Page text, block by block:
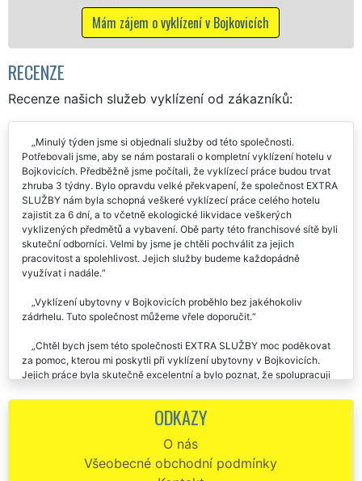
zájem o vyklízení v Bojkovicích
RECENZE
Recenze našich služeb vyklízení od zákazníků:
Minulý týden jsme si objednali služby od této společnosti.
Potřebovali jsme, aby se nám postarali o kompletní vyklízení hotelu v
Bojkovicích. Předběžně jsme počítali, že vyklízecí práce budou trvat
zhruba 3 týdny. Bylo opravdu velké překvapení, že společnost EXTRA
SLUŽBY nám byla schopná veškeré vyklízecí práce celého hotelu
zajistit za 6 dní, a to včetně ekologické likvidace veškerých
vyklizených předmětů a vybavení. Obě party této franchisové sítě byli
skuteční odborníci. Velmi by jsme je chtěli pochválit za jejich
pracovitost a spolehlivost. Jejich služby budeme každopádně
využívat i nadále.
Vyklízení ubytovny v Bojkovicích proběhlo bez jakéhokoliv
zádrhelu. Tuto společnost můžeme vřele doporučit.
Chtěl bych jsem této společnosti EXTRA SLUŽBY moc poděkovat
za pomoc, kterou mi poskytli při vyklízení ubytovny v Bojkovicích.
Jejich práce byla skutečně excelentní a bylo poznat, že spolupracuji
Příjezd naprosto přesně. Výborná komunikace se zákazníkem.
hotelu v Bojkovicích bylo provedeno velmi odborně a profesionálně.
Tuto společnost jednoznačně doporučujeme.
ODKAZY
O nás
Všeobecné obchodní podmínky